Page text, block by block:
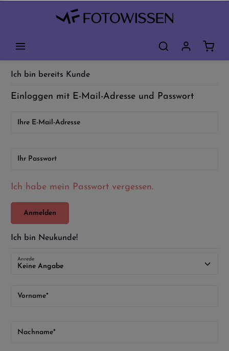
Ich bin bereits Kunde
Einloggen mit E-Mail-Adresse und Passwort
Ihre E-Mail-Adresse
Ihr Passwort
Ich habe mein Passwort vergessen.
Anmelden
Ich bin Neukunde!
Anrede
Vorname*
Nachname*